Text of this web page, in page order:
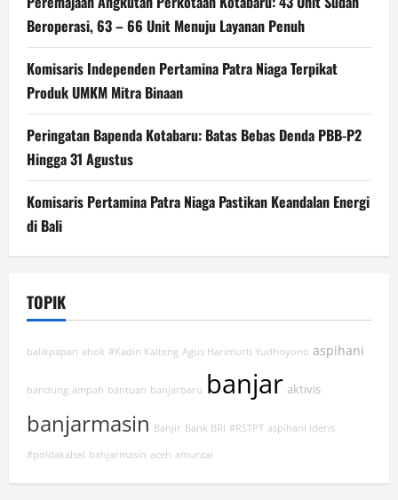
Beroperasi, 63 – 66 Unit Menuju Layanan Penuh
Komisaris Independen Pertamina Patra Niaga Terpikat
Produk UMKM Mitra Binaan
Peringatan Bapenda Kotabaru: Batas Bebas Denda PBB-P2
Hingga 31 Agustus
Komisaris Pertamina Patra Niaga Pastikan Keandalan Energi
di Bali
TOPIK
balikpapan ahok #Kadin Kalteng Agus Harimurti Yudhoyono aspihani
bandung ampah bantuan banjarbaru banjar aktivis
banjarmasin Banjir Bank BRI #RSTPT aspihani ideris
#poldakalsel bahjarmasin aceh amuntai